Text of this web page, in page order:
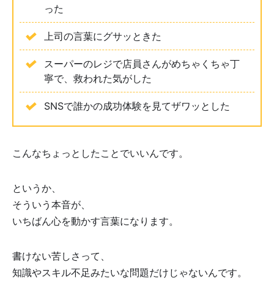
った
上司の言葉にグサッときた
スーパーのレジで店員さんがめちゃくちゃ丁
寧で、救われた気がした
SNSで誰かの成功体験を見てザワッとした
こんなちょっとしたことでいいんです。
というか、
そういう本音が、
いちばん心を動かす言葉になります。
書けない苦しさって、
知識やスキル不足みたいな問題だけじゃないんです。